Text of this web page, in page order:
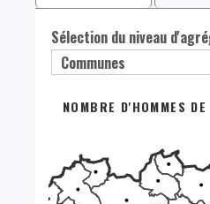
Sélection du niveau
NOMBRE D'HOMMES